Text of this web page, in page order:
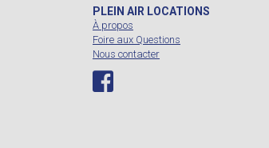
PLEIN AIR LOCATIONS
À propos
Foire aux Questions
Nous contacter